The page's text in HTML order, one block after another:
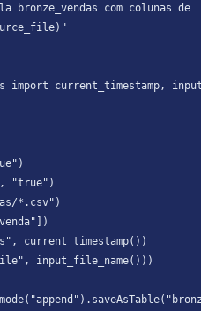
bronze_vendas com colunas de
import current_timestamp,
"true")
*.csv")
current_timestamp())
input_file_name()))